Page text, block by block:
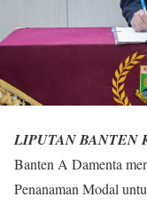
LIPUTAN BANTEN
Banten A Damenta
Penanaman Modal